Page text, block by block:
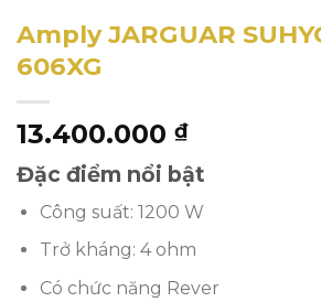
Amply JARGUAR
606XG
13.400.000 ₫
Đặc điểm nổi bật
Công suất: 1200 W
Trở kháng: 4 ohm
Có chức năng Rever